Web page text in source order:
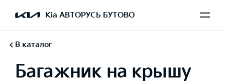
Kia АВТОРУСЬ БУТОВО
В каталог
Багажник на крышу